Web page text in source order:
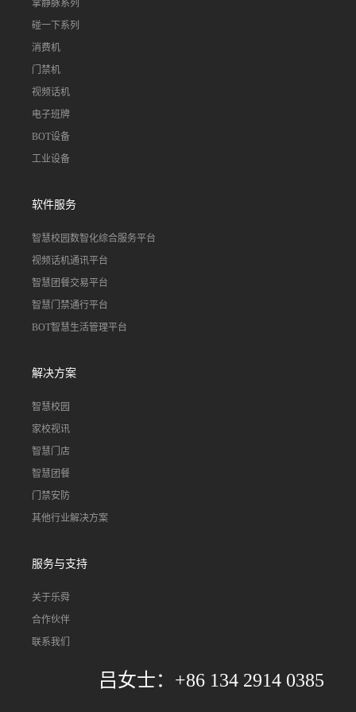
掌静脉系列
碰一下系列
消费机
门禁机
视频话机
电子班牌
BOT设备
工业设备
软件服务
智慧校园数智化综合服务平台
视频话机通讯平台
智慧团餐交易平台
智慧门禁通行平台
BOT智慧生活管理平台
解决方案
智慧校园
家校视讯
智慧门店
智慧团餐
门禁安防
其他行业解决方案
服务与支持
关于乐舜
合作伙伴
联系我们
吕女士：+86 134 2914 0385